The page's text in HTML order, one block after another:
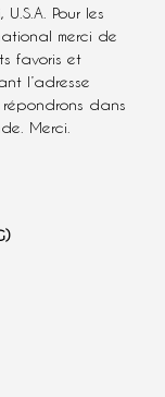
Pour les
merci de
favoris et
l’adresse
dans
Merci.